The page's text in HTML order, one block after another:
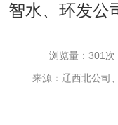
智水、环发公
浏览量：301次
来源：辽西北公司